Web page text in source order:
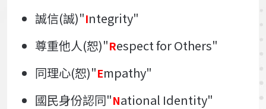
誠信(誠)"Integrity"
尊重他人(恕)"Respect for Others"
同理心(恕)"Empathy"
國民身份認同"National Identity"